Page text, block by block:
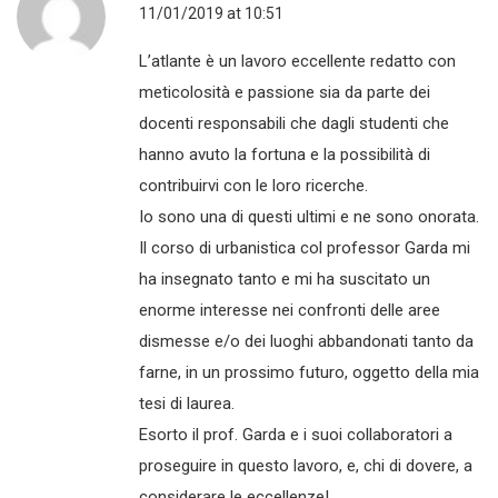
11/01/2019 at 10:51
L’atlante è un lavoro eccellente redatto con
meticolosità e passione sia da parte dei
docenti responsabili che dagli studenti che
hanno avuto la fortuna e la possibilità di
contribuirvi con le loro ricerche.
Io sono una di questi ultimi e ne sono onorata.
Il corso di urbanistica col professor Garda mi
ha insegnato tanto e mi ha suscitato un
enorme interesse nei confronti delle aree
dismesse e/o dei luoghi abbandonati tanto da
farne, in un prossimo futuro, oggetto della mia
tesi di laurea.
Esorto il prof. Garda e i suoi collaboratori a
proseguire in questo lavoro, e, chi di dovere, a